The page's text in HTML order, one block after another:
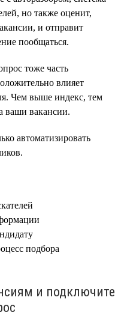
но также оценит,
и отправит
пообщаться.
тоже часть
влияет
Чем выше индекс, тем
ваши вакансии.
автоматизировать
подбора
и подключите